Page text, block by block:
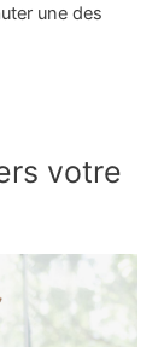
une des
votre